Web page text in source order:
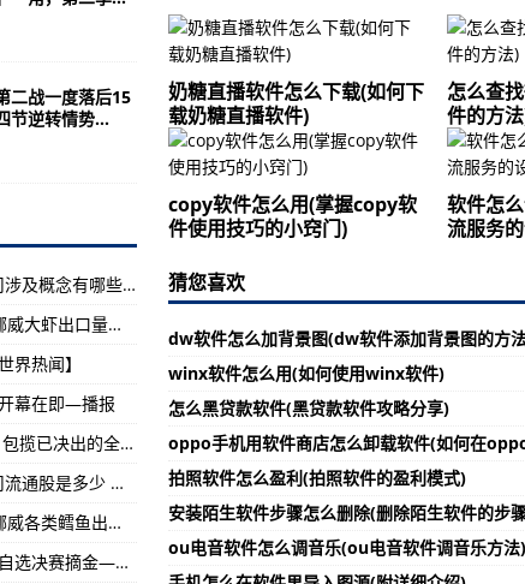
【国家职业技能证书】食品合规管理职业技能等级证书培训评价-高级-天天时讯:
）上市公司每股多少钱 流通股为3.59亿
2023食品饮料未来生态大会暨展览会日程-【世界播资讯】
法/基本参数/插孔）
嘉宾更新 第二届合成生物学与绿色生物制造大会 | SynBioCon 2023-焦点信息:
）上市公司每股多少钱 流通股为2.59亿
第二届合成生物学与绿色生物制造大会报名启动-天天看热讯:
/产品沿革/功能特点）
）上市公司涉及概念有哪些 流通股为2.61亿
共享机“渝”共创未来——第六届进博会招商路演在重庆成功举办-【新视野】
）上市公司流通股是多少 流通股为5.06亿
碧海青天 扬帆奋进——第六届进博会招商路演（青岛）成功举办-全球要闻:
）上市公司每股净资产 流通股为56.56亿
奶糖直播软件怎么下载(如何下
载奶糖直播软件)
怎么查
件的方
copy软件怎么用(掌握copy软
件使用技巧的小窍门)
软件怎
流服务
猜您喜欢
dw软件怎么加背景图(dw软件添加背景图的方
winx软件怎么用(如何使用winx软件)
怎么黑贷款软件(黑贷款软件攻略分享)
oppo手机用软件商店怎么卸载软件(如何在
拍照软件怎么盈利(拍照软件的盈利模式)
安装陌生软件步骤怎么删除(删除陌生软件的步
ou电音软件怎么调音乐(ou电音软件调音乐方法)
战一度落后15
节逆转情势...
北京星网宇达（002829）上市公司涉及概念有哪些 流通股为1.03亿
（2023年07月17日）今年上半年挪威大虾出口量和收益均有增长-【天天新视野】
热闻】
幕在即—播报
游泳世锦赛：中国跳水队再夺两金 包揽已决出的全部七金—【天天播资讯】
广东名雕股份（002830）上市公司流通股是多少 流通股为0.67亿
（2023年07月17日）今年上半年挪威各类鳕鱼出口数据统计-环球滚动:
游泳世锦赛：中国花游队集体技巧自选决赛摘金—天天信息